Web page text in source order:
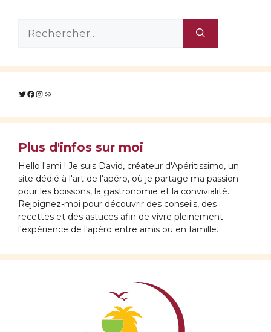
Twitter
Facebook
Instagram
Lien
Plus d'infos sur moi
Hello l'ami ! Je suis David, créateur d'Apéritissimo, un
site dédié à l'art de l'apéro, où je partage ma passion
pour les boissons, la gastronomie et la convivialité.
Rejoignez-moi pour découvrir des conseils, des
recettes et des astuces afin de vivre pleinement
l'expérience de l'apéro entre amis ou en famille.